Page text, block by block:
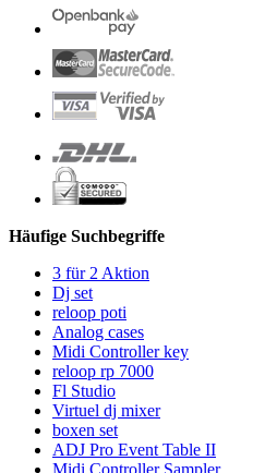
Häufige Suchbegriffe
3 für 2 Aktion
Dj set
reloop poti
Analog cases
Midi Controller key
reloop rp 7000
Fl Studio
Virtuel dj mixer
boxen set
ADJ Pro Event Table II
Midi Controller Sampler